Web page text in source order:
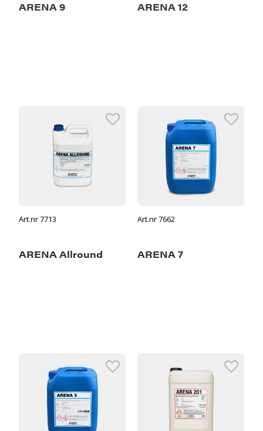
ARENA 9 ARENA 12
Art.nr 7713
ARENA Allround
Art.nr 7662
ARENA 7